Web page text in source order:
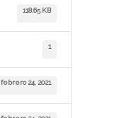
118.65 KB
1
febrero 24, 2021